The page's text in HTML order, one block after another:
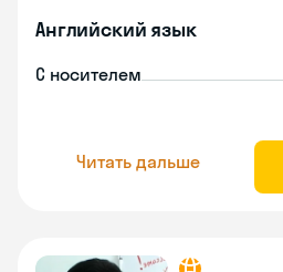
Английский язык
С носителем
Читать дальше